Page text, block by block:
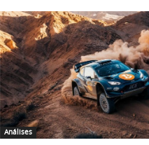
Análises